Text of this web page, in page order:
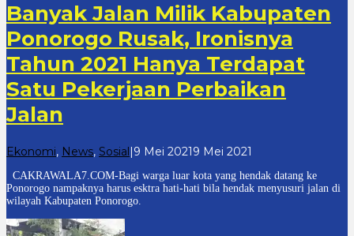
Banyak Jalan Milik Kabupaten
Ponorogo Rusak, Ironisnya
Tahun 2021 Hanya Terdapat
Satu Pekerjaan Perbaikan
Jalan
Ekonomi, News, Sosial|9 Mei 20219 Mei 2021
7
CAKRAWALA7.COM-Bagi warga luar kota yang hendak datang ke
Ponorogo nampaknya harus esktra hati-hati bila hendak menyusuri jalan di
wilayah Kabupaten Ponorogo.